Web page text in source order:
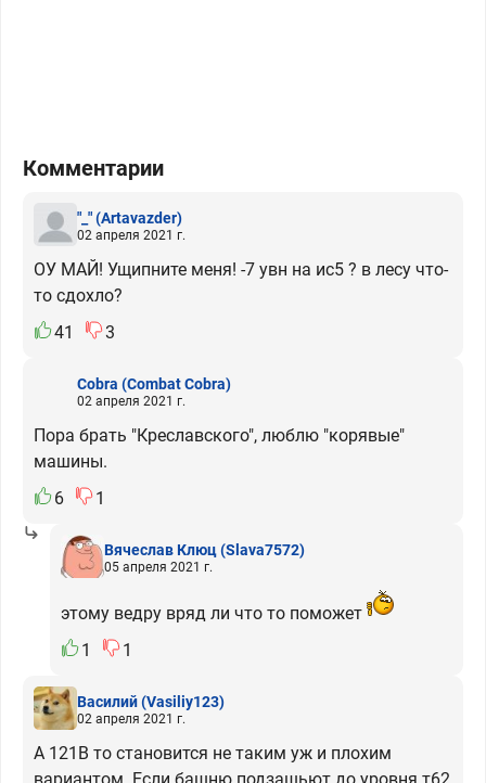
Комментарии
"_"(Artavazder)
02 апреля 2021 г.
ОУ МАЙ! Ущипните меня! -7 увн на ис5 ? в лесу что-
то сдохло?
41
3
Cobra (Combat Cobra)
02 апреля 2021 г.
Пора брать "Креславского", люблю "корявые"
машины.
6
1
Вячеслав Клюц(Slava7572)
05 апреля 2021 г.
этому ведру вряд ли что то поможет
1
1
Василий(Vasiliy123)
02 апреля 2021 г.
А 121В то становится не таким уж и плохим